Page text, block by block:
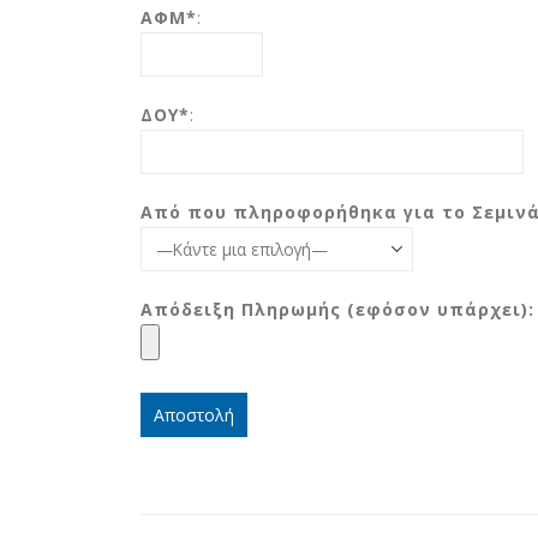
ΑΦΜ*:
ΔΟΥ*:
Από που πληροφορήθηκα για το
Απόδειξη Πληρωμής (εφόσον υπάρχει):